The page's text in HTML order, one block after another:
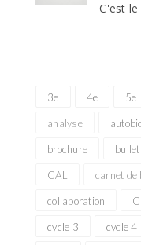
C'est
3e 4e 5e
analyse
brochure
CAL carnet de
collaboration
cycle 3 cycle 4